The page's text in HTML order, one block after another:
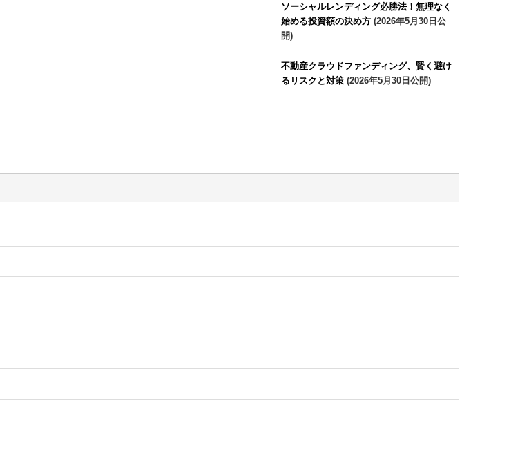
ソーシャルレンディング必勝法！無理なく
始める投資額の決め方(2026年5月30日公
開)
不動産クラウドファンディング、賢く避け
るリスクと対策(2026年5月30日公開)